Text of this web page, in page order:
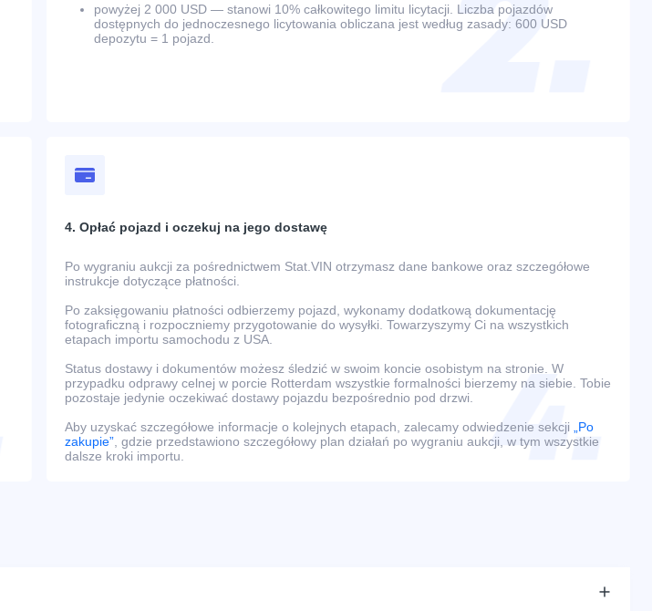
powyżej 2 000 USD — stanowi 10% całkowitego limitu licytacji. Liczba pojazdów
dostępnych do jednoczesnego licytowania obliczana jest według zasady: 600 USD
depozytu = 1 pojazd.
4. Opłać pojazd i oczekuj na jego dostawę
Po wygraniu aukcji za pośrednictwem Stat.VIN otrzymasz dane bankowe oraz szczegółowe
instrukcje dotyczące płatności.
Po zaksięgowaniu płatności odbierzemy pojazd, wykonamy dodatkową dokumentację
fotograficzną i rozpoczniemy przygotowanie do wysyłki. Towarzyszymy Ci na wszystkich
etapach importu samochodu z USA.
Status dostawy i dokumentów możesz śledzić w swoim koncie osobistym na stronie. W
przypadku odprawy celnej w porcie Rotterdam wszystkie formalności bierzemy na siebie. Tobie
pozostaje jedynie oczekiwać dostawy pojazdu bezpośrednio pod drzwi.
Aby uzyskać szczegółowe informacje o kolejnych etapach, zalecamy odwiedzenie sekcji
„Po
zakupie” , gdzie przedstawiono szczegółowy plan działań po wygraniu aukcji, w tym wszystkie
dalsze kroki importu.